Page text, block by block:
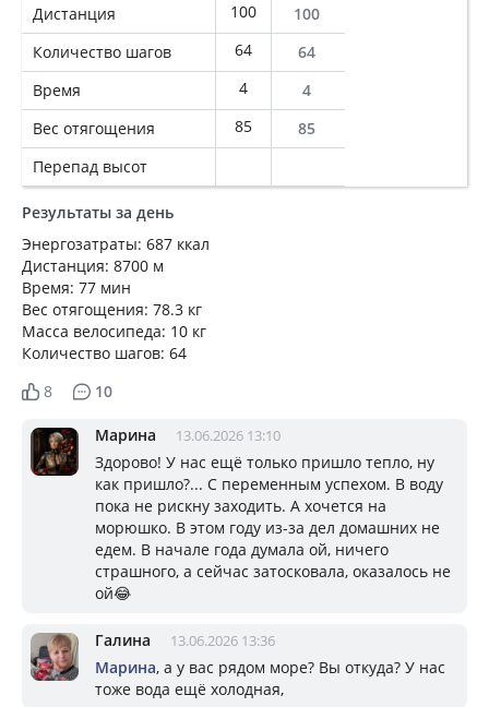
Дистанция 100
100
Количество шагов
64
64
Время
4
4
Вес отягощения
85
85
Перепад высот
Результаты за день
Энергозатраты: 687 ккал
Дистанция: 8700 м
Время: 77 мин
Вес отягощения: 78.3 кг
Масса велосипеда: 10 кг
Количество шагов: 64
8
10
Марина 13.06.2026 13:10
Здорово! У нас ещё только пришло тепло, ну
как пришло?... С переменным успехом. В воду
пока не рискну заходить. А хочется на
морюшко. В этом году из-за дел домашних не
едем. В начале года думала ой, ничего
страшного, а сейчас затосковала, оказалось не
ой😂
Галина 13.06.2026 13:36
Марина, а у вас рядом море? Вы откуда? У нас
тоже вода ещё холодная,